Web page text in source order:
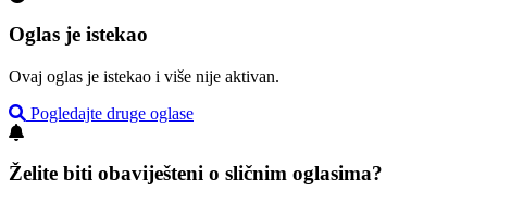
Oglas je istekao
Ovaj oglas je istekao i više nije aktivan.
Pogledajte druge oglase
Želite biti obaviješteni o sličnim oglasima?